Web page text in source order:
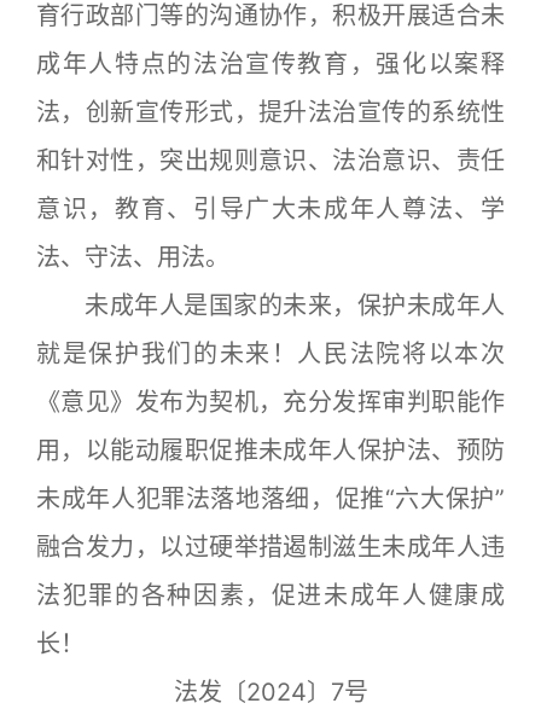
育行政部门等的沟通协作，积极开展适合未
成年人特点的法治宣传教育，强化以案释
法，创新宣传形式，提升法治宣传的系统性
和针对性，突出规则意识、法治意识、责任
意识，教育、引导广大未成年人尊法、学
法、守法、用法。
未成年人是国家的未来，保护未成年人
就是保护我们的未来！人民法院将以本次
《意见》发布为契机，充分发挥审判职能作
用，以能动履职促推未成年人保护法、预防
未成年人犯罪法落地落细，促推“六大保护”
融合发力，以过硬举措遏制滋生未成年人违
法犯罪的各种因素，促进未成年人健康成
长！
法发〔2024〕7号